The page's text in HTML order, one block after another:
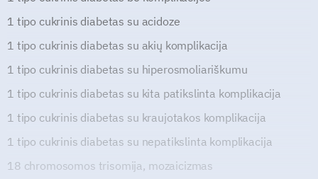
1 tipo cukrinis diabetas su acidoze
1 tipo cukrinis diabetas su akių komplikacija
1 tipo cukrinis diabetas su hiperosmoliariškumu
1 tipo cukrinis diabetas su kita patikslinta komplikacija
1 tipo cukrinis diabetas su kraujotakos komplikacija
1 tipo cukrinis diabetas su nepatikslinta komplikacija
18 chromosomos trisomija, mozaicizmas